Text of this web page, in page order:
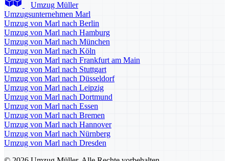
Umzug Müller
Umzugsunternehmen Marl
Umzug von Marl nach Berlin
Umzug von Marl nach Hamburg
Umzug von Marl nach München
Umzug von Marl nach Köln
Umzug von Marl nach Frankfurt am Main
Umzug von Marl nach Stuttgart
Umzug von Marl nach Düsseldorf
Umzug von Marl nach Leipzig
Umzug von Marl nach Dortmund
Umzug von Marl nach Essen
Umzug von Marl nach Bremen
Umzug von Marl nach Hannover
Umzug von Marl nach Nürnberg
Umzug von Marl nach Dresden